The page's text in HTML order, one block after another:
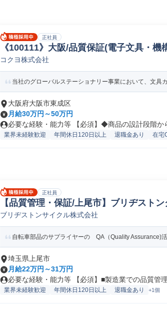
正社員
《100111》大阪/品質保証(電子文具・
品専門職)
コクヨ株式会社
当社のグローバルステーショナリー事業において、文具
大阪府大阪市東成区
月給30万円～50万円
必要な経験・能力等 【必須】◆商品の設計段階か
業界未経験歓迎 年間休日120日以上 退職金あり 在宅
正社員
【品質管理・保証/上尾市】ブリヂスト
ブリヂストンサイクル株式会社
自転車部品のサプライヤーの QA（Quality Assurance)
埼玉県上尾市
月給22万円～31万円
必要な経験・能力等 【必須】■製造業での品質管
業界未経験歓迎 年間休日120日以上 退職金あり +1個